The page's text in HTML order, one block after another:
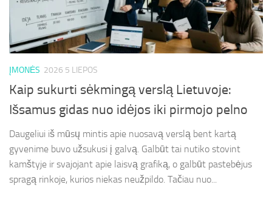
ĮMONĖS 2026 5 LIEPOS
Kaip sukurti sėkmingą verslą Lietuvoje:
Išsamus gidas nuo idėjos iki pirmojo pelno
Daugeliui iš mūsų mintis apie nuosavą verslą bent kartą
gyvenime buvo užsukusi į galvą. Galbūt tai nutiko stovint
kamštyje ir svajojant apie laisvą grafiką, o galbūt pastebėjus
spragą rinkoje, kurios niekas neužpildo. Tačiau nuo...